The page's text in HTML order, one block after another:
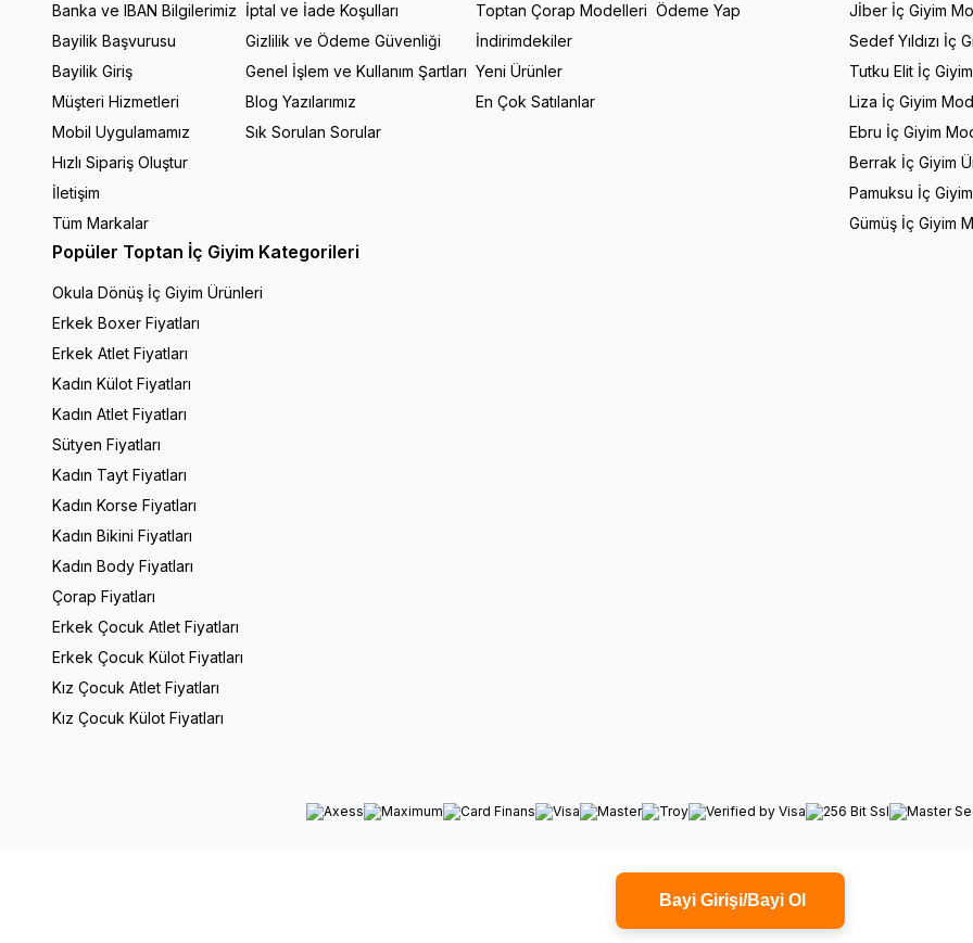
Banka ve IBAN Bilgilerimiz
Bayilik Başvurusu
Bayilik Giriş
Müşteri Hizmetleri
Mobil Uygulamamız
Hızlı Sipariş Oluştur
İletişim
Tüm Markalar
İptal ve İade Koşulları
Gizlilik ve Ödeme Güvenliği
Genel İşlem ve Kullanım Şartları
Blog Yazılarımız
Sık Sorulan Sorular
Toptan Çorap Modelleri
İndirimdekiler
Yeni Ürünler
En Çok Satılanlar
Ödeme Yap
Jİber İç Giyim
Sedef Yıldızı İç
Tutku Elit İç
Liza İç Giyim
Ebru İç Giyim
Berrak İç Giyim
Pamuksu İç
Gümüş İç Giyim
Popüler Toptan İç Giyim Kategorileri
Okula Dönüş İç Giyim Ürünleri
Erkek Boxer Fiyatları
Erkek Atlet Fiyatları
Kadın Külot Fiyatları
Kadın Atlet Fiyatları
Sütyen Fiyatları
Kadın Tayt Fiyatları
Kadın Korse Fiyatları
Kadın Bikini Fiyatları
Kadın Body Fiyatları
Çorap Fiyatları
Erkek Çocuk Atlet Fiyatları
Erkek Çocuk Külot Fiyatları
Kız Çocuk Atlet Fiyatları
Kız Çocuk Külot Fiyatları
Bayi Girişi/Bayi Ol